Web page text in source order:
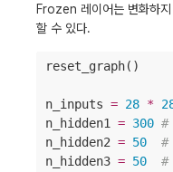
Frozen 레이어는 변화하
할 수 있다.
reset_graph()
n_inputs = 28 *
n_hidden1 = 300 #
n_hidden2 = 50 #
n_hidden3 = 50 #